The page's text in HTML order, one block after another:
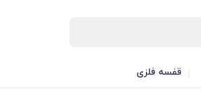
قفسه فلزی